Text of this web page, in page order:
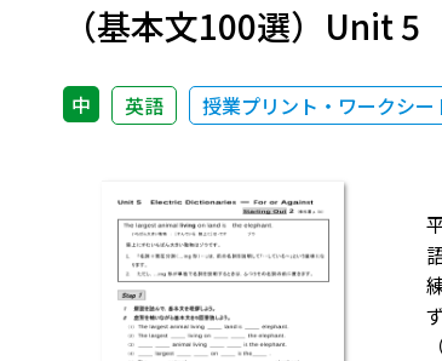
（基本文100選）Unit
中 英語 授業プリント・ワークシー